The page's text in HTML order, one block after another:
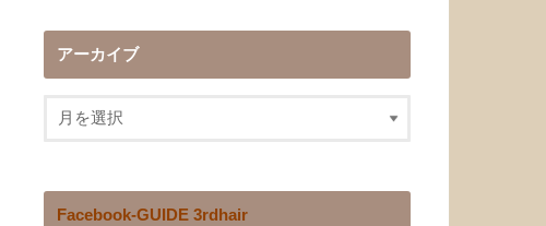
アーカイブ
Facebook-GUIDE 3rdhair